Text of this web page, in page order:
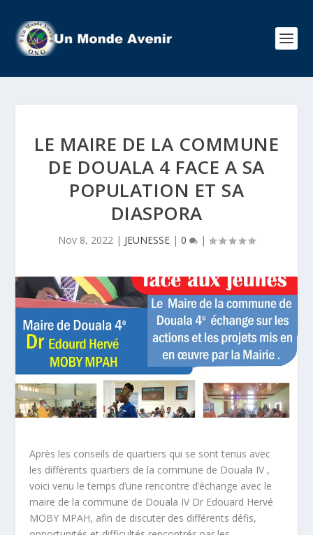
LE MAIRE DE LA COMMUNE
DE DOUALA 4 FACE A SA
POPULATION ET SA
DIASPORA
Nov 8, 2022 | JEUNESSE | 0 |
Après les conseils de quartiers qui se sont tenus avec
les différents quartiers de la commune de Douala IV ,
voici venu le temps d’une rencontre d’échange avec le
maire de la commune de Douala IV Dr Edouard Hervé
MOBY MPAH, afin de discuter des différents défis,